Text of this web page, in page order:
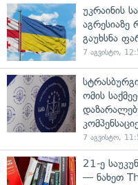
უკრაინის
აგრესიაზე
გაუხსნა
7 აგვისტო,
ომის
7 აგვისტო,
21-ე
— ნახეთ